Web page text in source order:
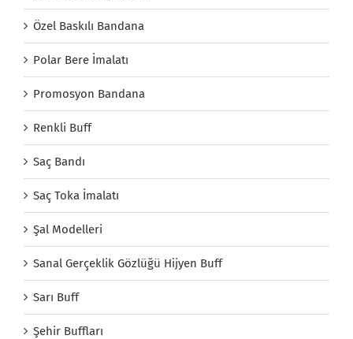
Özel Baskılı Bandana
Polar Bere İmalatı
Promosyon Bandana
Renkli Buff
Saç Bandı
Saç Toka İmalatı
Şal Modelleri
Sanal Gerçeklik Gözlüğü Hijyen Buff
Sarı Buff
Şehir Buffları